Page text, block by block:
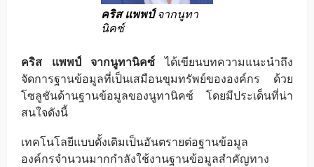
คริส แพพป์จากนูทา
นิคซ์
คริส แพพป์ จากนูทานิคซ์ ได้เขียนบทความแนะนำถึง
จัดการฐานข้อมูลที่เป็นเสมือนขุมทรัพย์ขององค์กร ด้วย
โซลูชันด้านฐานข้อมูลของนูทานิคซ์ โดยมีประเด็นที่น่า
สนใจดังนี้
เทคโนโลยีแบบดั้งเดิมเป็นอันตรายต่อฐานข้อมูล
องค์กรจำนวนมากกำลังใช้งานฐานข้อมูลสำคัญทาง